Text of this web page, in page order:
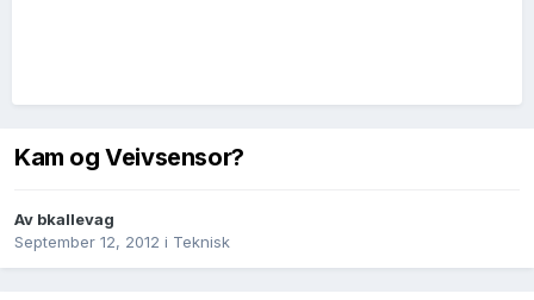
Kam og Veivsensor?
Av bkallevag
September 12, 2012 i Teknisk